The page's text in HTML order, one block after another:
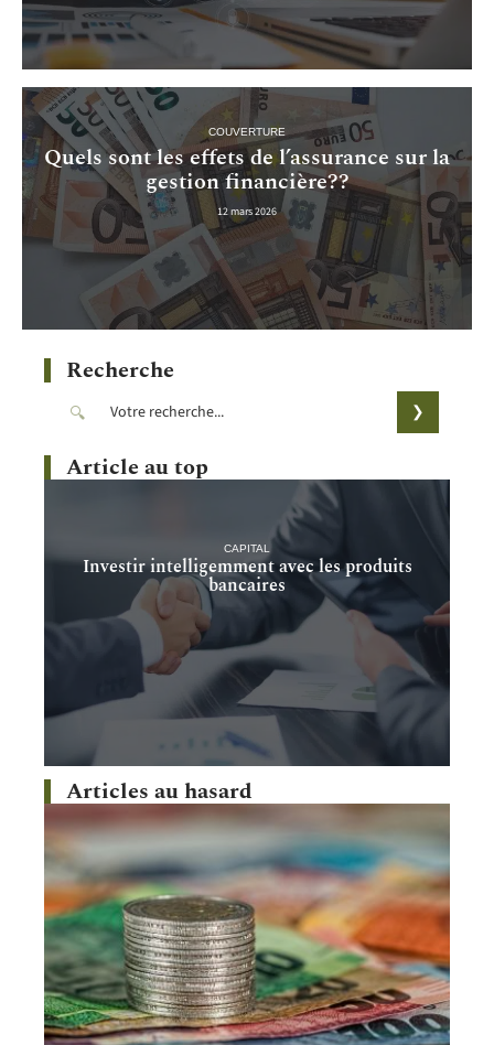
COUVERTURE
Quels sont les effets de l’assurance sur la
gestion financière??
12 mars 2026
Recherche
Article au top
CAPITAL
Investir intelligemment avec les produits
bancaires
Articles au hasard